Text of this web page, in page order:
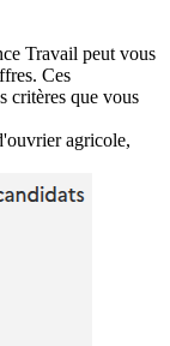
Travail peut vous
Ces
critères que vous
agricole,